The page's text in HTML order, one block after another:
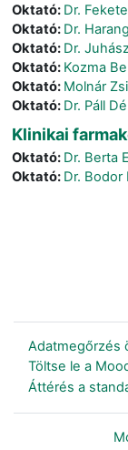
Oktató: Dr.
Oktató: Dr.
Oktató: Dr.
Oktató: Kozma
Oktató: Molnár
Oktató: Dr. Páll
Klinikai
Oktató: Dr. Berta
Oktató: Dr. Bodor
Adatmegőrzés
Töltse le a
Áttérés a